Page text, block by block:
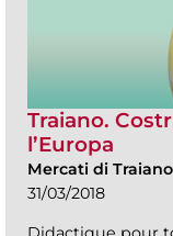
Traiano.
l’Europa
Mercati di
31/03/2018